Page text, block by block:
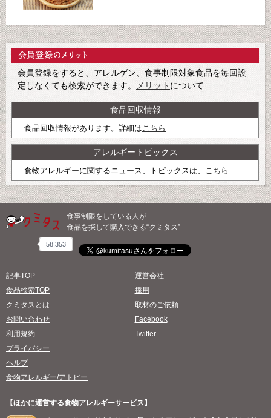
会員登録をすると、アレルゲン、食事制限対象食品を毎回設
定しなくても検索ができます。
メリット について
食品回収情報
食品回収情報があります。詳細はこちら
アレルギートピックス
食物アレルギーに関するニュース、トピックスは、 こちら
食事制限をしている人が
食品を探して購入できる“クミタス”
58,353
記事TOP
食品検索TOP
クミタスとは
お問い合わせ
利用規約
プライバシー
ヘルプ
食物アレルギー/アトピー
運営会社
採用
取材のご依頼
Facebook
Twitter
【ほかに運営する食物アレルギーサービス】